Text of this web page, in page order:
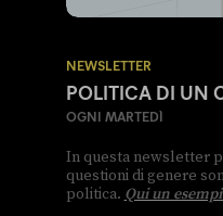
NEWSLETTER
POLITICA DI UN
OGNI MARTEDÌ
In questa newsletter
questioni di genere
politica. Qui un